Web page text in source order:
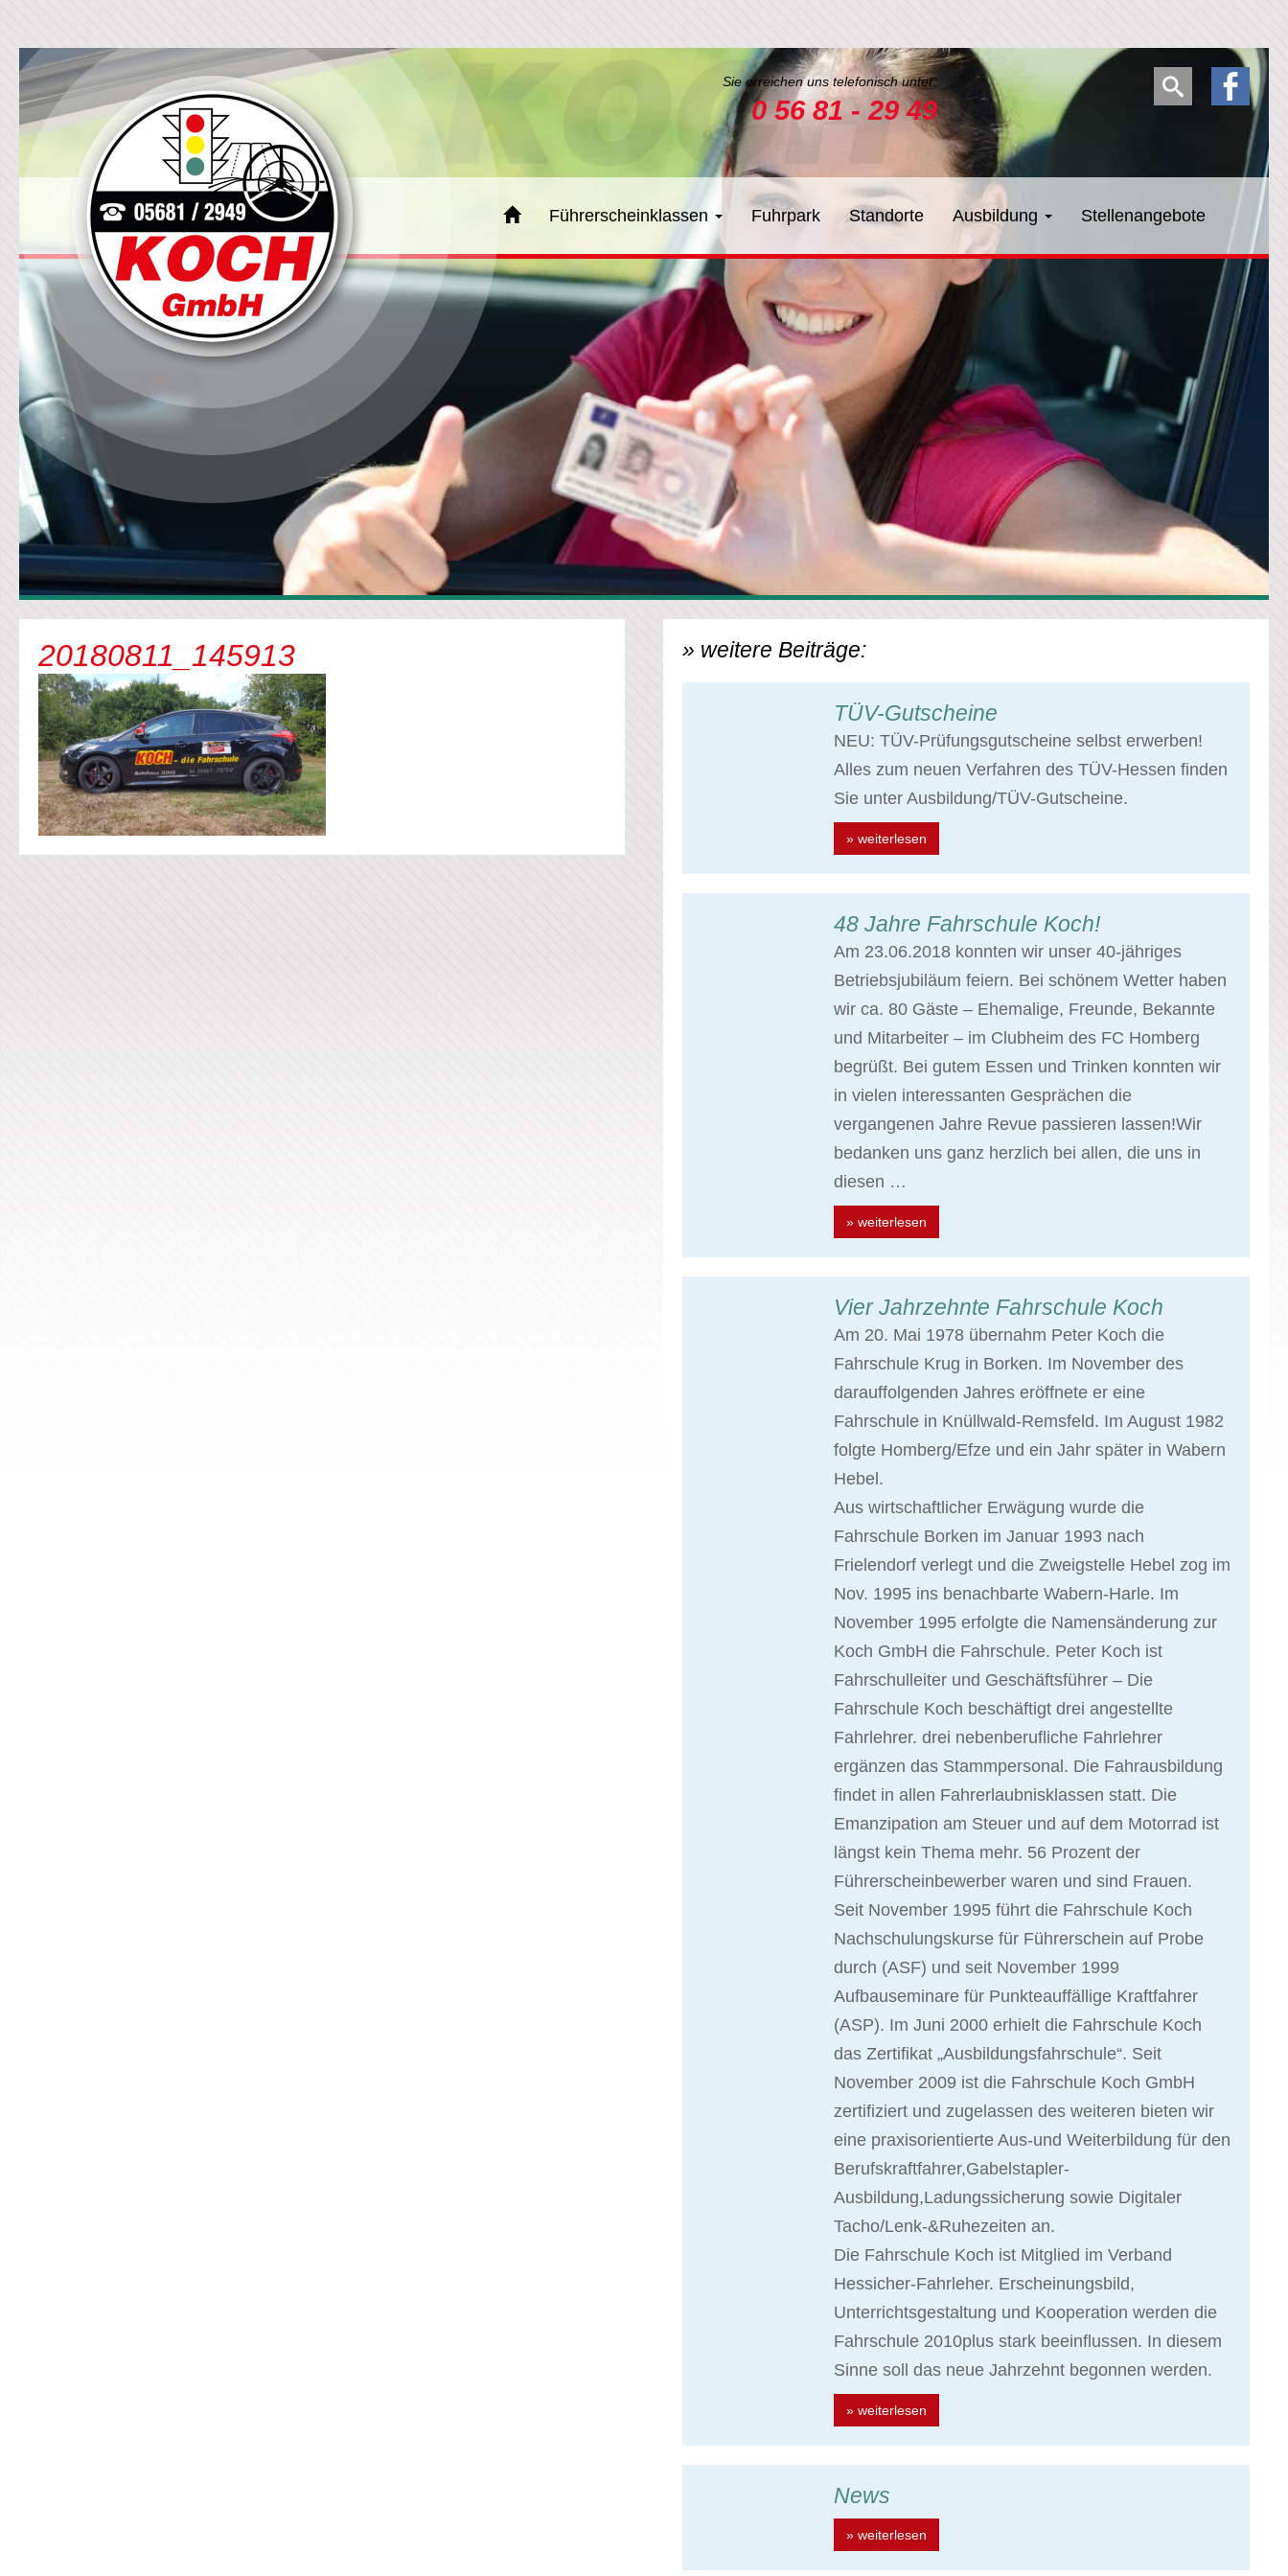
Sie erreichen uns telefonisch unter:
0 56 81 - 29 49
Führerscheinklassen Fuhrpark Standorte Ausbildung Stellenangebote
20180811_145913 » weitere Beiträge:
TÜV-Gutscheine
NEU: TÜV-Prüfungsgutscheine selbst erwerben!
Alles zum neuen Verfahren des TÜV-Hessen finden
Sie unter Ausbildung/TÜV-Gutscheine.
» weiterlesen
48 Jahre Fahrschule Koch!
Am 23.06.2018 konnten wir unser 40-jähriges
Betriebsjubiläum feiern. Bei schönem Wetter haben
wir ca. 80 Gäste – Ehemalige, Freunde, Bekannte
und Mitarbeiter – im Clubheim des FC Homberg
begrüßt. Bei gutem Essen und Trinken konnten wir
in vielen interessanten Gesprächen die
vergangenen Jahre Revue passieren lassen!Wir
bedanken uns ganz herzlich bei allen, die uns in
diesen …
» weiterlesen
Vier Jahrzehnte Fahrschule Koch
Am 20. Mai 1978 übernahm Peter Koch die
Fahrschule Krug in Borken. Im November des
darauffolgenden Jahres eröffnete er eine
Fahrschule in Knüllwald-Remsfeld. Im August 1982
folgte Homberg/Efze und ein Jahr später in Wabern
Hebel.
Aus wirtschaftlicher Erwägung wurde die
Fahrschule Borken im Januar 1993 nach
Frielendorf verlegt und die Zweigstelle Hebel zog im
Nov. 1995 ins benachbarte Wabern-Harle. Im
November 1995 erfolgte die Namensänderung zur
Koch GmbH die Fahrschule. Peter Koch ist
Fahrschulleiter und Geschäftsführer – Die
Fahrschule Koch beschäftigt drei angestellte
Fahrlehrer. drei nebenberufliche Fahrlehrer
ergänzen das Stammpersonal. Die Fahrausbildung
findet in allen Fahrerlaubnisklassen statt. Die
Emanzipation am Steuer und auf dem Motorrad ist
längst kein Thema mehr. 56 Prozent der
Führerscheinbewerber waren und sind Frauen.
Seit November 1995 führt die Fahrschule Koch
Nachschulungskurse für Führerschein auf Probe
durch (ASF) und seit November 1999
Aufbauseminare für Punkteauffällige Kraftfahrer
(ASP). Im Juni 2000 erhielt die Fahrschule Koch
das Zertifikat „Ausbildungsfahrschule“. Seit
November 2009 ist die Fahrschule Koch GmbH
zertifiziert und zugelassen des weiteren bieten wir
eine praxisorientierte Aus-und Weiterbildung für den
Berufskraftfahrer,Gabelstapler-
Ausbildung,Ladungssicherung sowie Digitaler
Tacho/Lenk-&Ruhezeiten an.
Die Fahrschule Koch ist Mitglied im Verband
Hessicher-Fahrleher. Erscheinungsbild,
Unterrichtsgestaltung und Kooperation werden die
Fahrschule 2010plus stark beeinflussen. In diesem
Sinne soll das neue Jahrzehnt begonnen werden.
» weiterlesen
News
» weiterlesen